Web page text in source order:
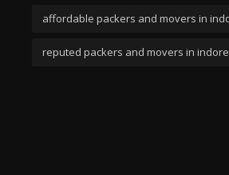
affordable packers and movers in
reputed packers and movers in indore